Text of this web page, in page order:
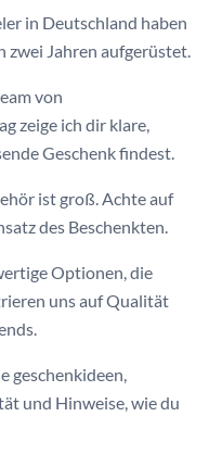
in Deutschland haben
zwei Jahren aufgerüstet.
von
zeige ich dir klare,
Geschenk findest.
ist groß. Achte auf
des Beschenkten.
Optionen, die
uns auf Qualität
geschenkideen,
und Hinweise, wie du